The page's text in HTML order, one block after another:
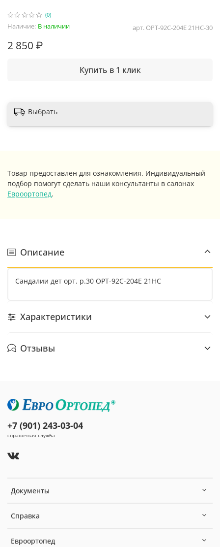
(0)
арт. ОРТ-92С-204E 21HC-30
Наличие: В наличии
2 850 ₽
Купить в 1 клик
Выбрать
Товар предоставлен для ознакомления. Индивидуальный
подбор помогут сделать наши консультанты в салонах
Евроортопед.
Описание
Сандалии дет орт. р.30 ОРТ-92С-204E 21HC
Характеристики
Отзывы
Документы
Справка
Евроортопед
+7 (901) 243-03-04
справочная служба